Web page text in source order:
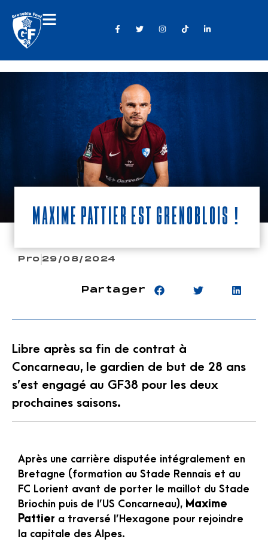
Maxime Pattier est Grenoblois !
Pro 29/08/2024
Partager
Libre après sa fin de contrat à
Concarneau, le gardien de but de 28 ans
s’est engagé au GF38 pour les deux
prochaines saisons.
Après une carrière disputée intégralement en
Bretagne (formation au Stade Rennais et au
FC Lorient avant de porter le maillot du Stade
Briochin puis de l’US Concarneau), Maxime
Pattier a traversé l’Hexagone pour rejoindre
la capitale des Alpes.